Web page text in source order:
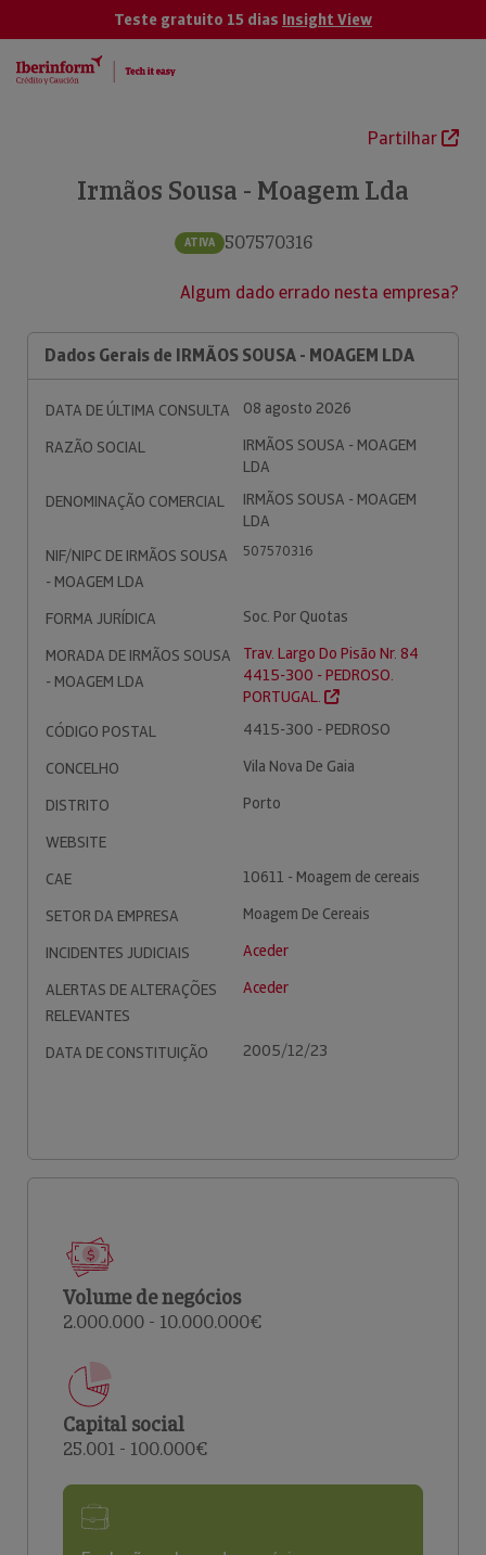
Teste gratuito 15 dias Insight View
Partilhar
Irmãos Sousa - Moagem Lda
ATIVA 507570316
Algum dado errado nesta empresa?
Dados Gerais de IRMÃOS SOUSA - MOAGEM LDA
DATA DE ÚLTIMA CONSULTA
08 agosto 2026
RAZÃO SOCIAL
IRMÃOS SOUSA - MOAGEM
LDA
DENOMINAÇÃO COMERCIAL
IRMÃOS SOUSA - MOAGEM
LDA
NIF/NIPC DE IRMÃOS SOUSA
- MOAGEM LDA
507570316
FORMA JURÍDICA
Soc. Por Quotas
MORADA DE IRMÃOS SOUSA
- MOAGEM LDA
Trav. Largo Do Pisão Nr. 84
4415-300 - PEDROSO.
PORTUGAL.
CÓDIGO POSTAL
4415-300 - PEDROSO
CONCELHO
Vila Nova De Gaia
DISTRITO
Porto
WEBSITE
CAE
10611 - Moagem de cereais
SETOR DA EMPRESA
Moagem De Cereais
INCIDENTES JUDICIAIS
Aceder
ALERTAS DE ALTERAÇÕES
RELEVANTES
Aceder
DATA DE CONSTITUIÇÃO 2005/12/23
Volume de negócios
2.000.000 - 10.000.000€
Capital social
25.001 - 100.000€